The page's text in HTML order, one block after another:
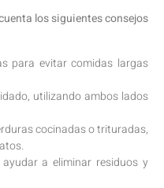
los​ siguientes consejos
para⁣ evitar comidas largas⁣
utilizando ambos⁢ lados
cocinadas o trituradas,
a eliminar​ residuos y